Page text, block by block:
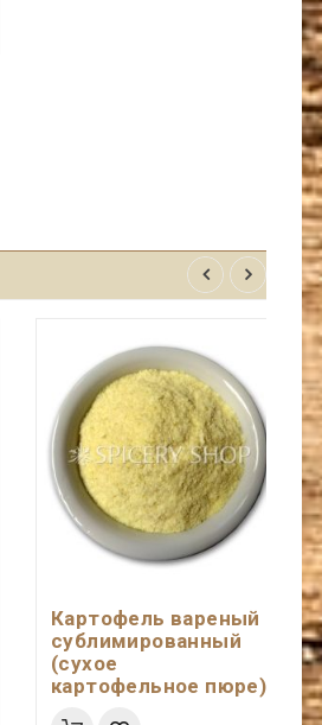
Картофель вареный
сублимированный
(сухое
картофельное пюре)